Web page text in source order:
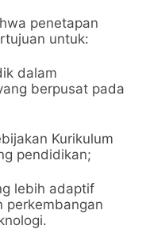
penetapan
untuk:
dalam
berpusat pada
Kurikulum
pendidikan;
lebih adaptif
perkembangan